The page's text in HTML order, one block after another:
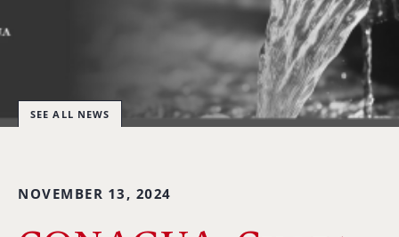
SEE ALL NEWS
NOVEMBER 13, 2024